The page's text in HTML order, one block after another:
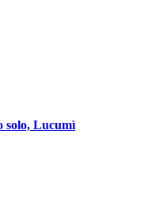
solo, Lucumì